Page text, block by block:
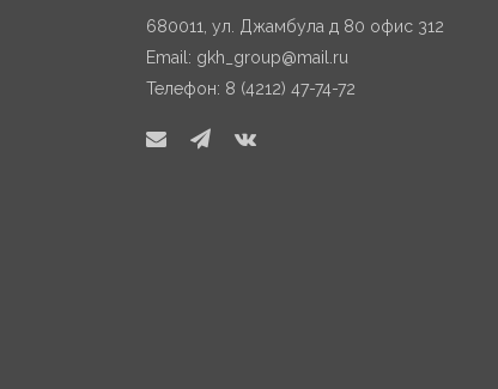
680011, ул. Джамбула д 80 офис 312
Email: gkh_group@mail.ru
Телефон: 8 (4212) 47-74-72